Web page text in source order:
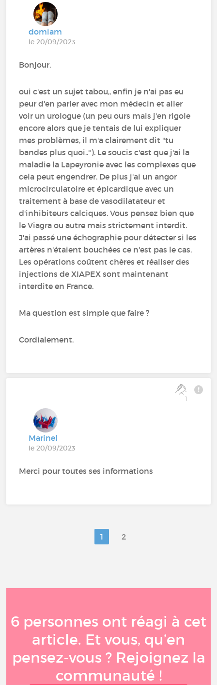
domiam
le 20/09/2023
Bonjour,
oui c'est un sujet tabou,, enfin je n'ai pas eu
peur d'en parler avec mon médecin et aller
voir un urologue (un peu ours mais j'en rigole
encore alors que je tentais de lui expliquer
mes problèmes, il m'a clairement dit "tu
bandes plus quoi.."). Le soucis c'est que j'ai la
maladie la Lapeyronie avec les complexes que
cela peut engendrer. De plus j'ai un angor
microcirculatoire et épicardique avec un
traitement à base de vasodilatateur et
d'inhibiteurs calciques. Vous pensez bien que
le Viagra ou autre mais strictement interdit.
J'ai passé une échographie pour détecter si les
artères n'étaient bouchées ce n'est pas le cas.
Les opérations coûtent chères et réaliser des
injections de XIAPEX sont maintenant
interdite en France.
Ma question est simple que faire ?
Cordialement.
1
Marinel
le 20/09/2023
Merci pour toutes ses informations
1 2
6 personnes ont réagi à cet
article. Et vous, qu’en
pensez-vous ? Rejoignez la
communauté !